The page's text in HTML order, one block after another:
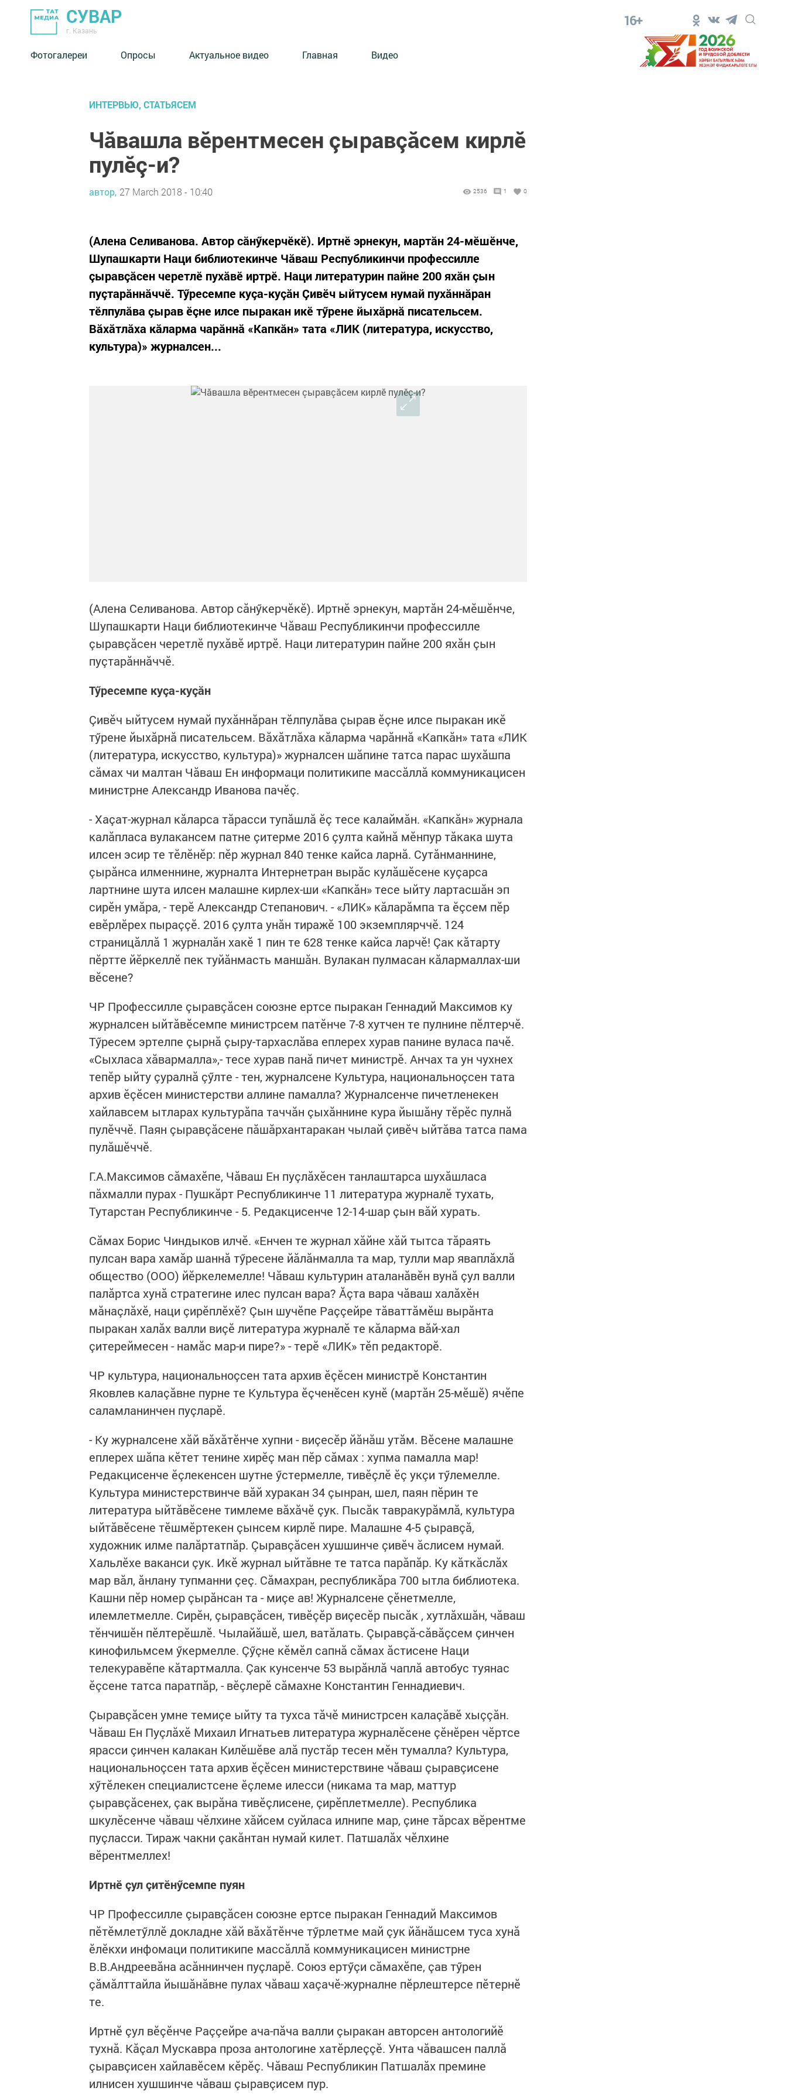
СУВАР
г. Казань
16+
Фотогалереи Опросы Актуальное видео Главная Видео
ИНТЕРВЬЮ, СТАТЬЯСЕМ
Чăвашла вӗрентмесен çыравçăсем кирлӗ
пулӗç-и?
автор, 27 March 2018 - 10:40 2536 1 0
(Алена Селиванова. Автор сăнӳкерчӗкӗ). Иртнӗ эрнекун, мартăн 24-мӗшӗнче,
Шупашкарти Наци библиотекинче Чăваш Республикинчи профессилле
çыравçăсен черетлӗ пухăвӗ иртрӗ. Наци литературин пайне 200 яхăн çын
пуçтарăннăччӗ. Тӳресемпе куçа-куçăн Çивӗч ыйтусем нумай пухăннăран
тӗлпулăва çырав ӗçне илсе пыракан икӗ тӳрене йыхăрнă писательсем.
Вăхăтлăха кăларма чарăннă «Капкăн» тата «ЛИК (литература, искусство,
культура)» журналсен...
(Алена Селиванова. Автор сăнӳкерчӗкӗ). Иртнӗ эрнекун, мартăн 24-мӗшӗнче,
Шупашкарти Наци библиотекинче Чăваш Республикинчи профессилле
çыравçăсен черетлӗ пухăвӗ иртрӗ. Наци литературин пайне 200 яхăн çын
пуçтарăннăччӗ.
Тӳресемпе куçа-куçăн
Çивӗч ыйтусем нумай пухăннăран тӗлпулăва çырав ӗçне илсе пыракан икӗ
тӳрене йыхăрнă писательсем. Вăхăтлăха кăларма чарăннă «Капкăн» тата «ЛИК
(литература, искусство, культура)» журналсен шăпине татса парас шухăшпа
сăмах чи малтан Чăваш Ен информаци политикипе массăллă коммуникацисен
министрне Александр Иванова пачӗç.
- Хаçат-журнал кăларса тăрасси тупăшлă ӗç тесе калаймăн. «Капкăн» журнала
калăпласа вулакансем патне çитерме 2016 çулта кайнă мӗнпур тăкака шута
илсен эсир те тӗлӗнӗр: пӗр журнал 840 тенке кайса ларнă. Сутăнманнине,
çырăнса илменнине, журналта Интернетран вырăс кулăшӗсене куçарса
лартнине шута илсен малашне кирлех-ши «Капкăн» тесе ыйту лартасшăн эп
сирӗн умăра, - терӗ Александр Степанович. - «ЛИК» кăларăмпа та ӗçсем пӗр
евӗрлӗрех пыраççӗ. 2016 çулта унăн тиражӗ 100 экземплярччӗ. 124
страницăллă 1 журналăн хакӗ 1 пин те 628 тенке кайса ларчӗ! Çак кăтарту
пӗртте йӗркеллӗ пек туйăнмасть маншăн. Вулакан пулмасан кăлармаллах-ши
вӗсене?
ЧР Профессилле çыравçăсен союзне ертсе пыракан Геннадий Максимов ку
журналсен ыйтăвӗсемпе министрсем патӗнче 7-8 хутчен те пулнине пӗлтерчӗ.
Тӳресем эртелпе çырнă çыру-тархаслăва еплерех хурав панине вуласа пачӗ.
«Сыхласа хăвармалла»,- тесе хурав панă пичет министрӗ. Анчах та ун чухнех
тепӗр ыйту çуралнă çӳлте - тен, журналсене Культура, национальноçсен тата
архив ӗçӗсен министерстви аллине памалла? Журналсенче пичетленекен
хайлавсем ытларах культурăпа таччăн çыхăннине кура йышăну тӗрӗс пулнă
пулӗччӗ. Паян çыравçăсене пăшăрхантаракан чылай çивӗч ыйтăва татса пама
пулăшӗччӗ.
Г.А.Максимов сăмахӗпе, Чăваш Ен пуçлăхӗсен танлаштарса шухăшласа
пăхмалли пурах - Пушкăрт Республикинче 11 литература журналӗ тухать,
Тутарстан Республикинче - 5. Редакцисенче 12-14-шар çын вăй хурать.
Сăмах Борис Чиндыков илчӗ. «Енчен те журнал хăйне хăй тытса тăраять
пулсан вара хамăр шаннă тӳресене йăлăнмалла та мар, тулли мар яваплăхлă
общество (ООО) йӗркелемелле! Чăваш культурин аталанăвӗн вунă çул валли
палăртса хунă стратегине илес пулсан вара? Ăçта вара чăваш халăхӗн
мăнаçлăхӗ, наци çирӗплӗхӗ? Çын шучӗпе Раççейре тăваттăмӗш вырăнта
пыракан халăх валли виçӗ литература журналӗ те кăларма вăй-хал
çитереймесен - намăс мар-и пире?» - терӗ «ЛИК» тӗп редакторӗ.
ЧР культура, национальноçсен тата архив ӗçӗсен министрӗ Константин
Яковлев калаçăвне пурне те Культура ӗçченӗсен кунӗ (мартăн 25-мӗшӗ) ячӗпе
саламланинчен пуçларӗ.
- Ку журналсене хăй вăхăтӗнче хупни - виçесӗр йăнăш утăм. Вӗсене малашне
еплерех шăпа кӗтет тенине хирӗç ман пӗр сăмах : хупма памалла мар!
Редакцисенче ӗçлекенсен шутне ӳстермелле, тивӗçлӗ ӗç укçи тӳлемелле.
Культура министерствинче вăй хуракан 34 çынран, шел, паян пӗрин те
литература ыйтăвӗсене тимлеме вăхăчӗ çук. Пысăк тавракурăмлă, культура
ыйтăвӗсене тӗшмӗртекен çынсем кирлӗ пире. Малашне 4-5 çыравçă,
художник илме палăртатпăр. Çыравçăсен хушшинче çивӗч ăслисем нумай.
Хальлӗхе ваканси çук. Икӗ журнал ыйтăвне те татса парăпăр. Ку кăткăслăх
мар вăл, ăнлану тупманни çеç. Сăмахран, республикăра 700 ытла библиотека.
Кашни пӗр номер çырăнсан та - миçе ав! Журналсене çӗнетмелле,
илемлетмелле. Сирӗн, çыравçăсен, тивӗçӗр виçесӗр пысăк , хутлăхшăн, чăваш
тӗнчишӗн пӗлтерӗшлӗ. Чылайăшӗ, шел, ватăлать. Çыравçă-сăвăçсем çинчен
кинофильмсем ӳкермелле. Çӳçне кӗмӗл сапнă сăмах ăстисене Наци
телекуравӗпе кăтартмалла. Çак кунсенче 53 вырăнлă чаплă автобус туянас
ӗçсене татса паратпăр, - вӗçлерӗ сăмахне Константин Геннадиевич.
Çыравçăсен умне темиçе ыйту та тухса тăчӗ министрсен калаçăвӗ хыççăн.
Чăваш Ен Пуçлăхӗ Михаил Игнатьев литература журналӗсене çӗнӗрен чӗртсе
ярасси çинчен калакан Килӗшӗве алă пустăр тесен мӗн тумалла? Культура,
национальноçсен тата архив ӗçӗсен министерствине чăваш çыравçисене
хӳтӗлекен специалистсене ӗçлеме илесси (никама та мар, маттур
çыравçăсенех, çак вырăна тивӗçлисене, çирӗплетмелле). Республика
шкулӗсенче чăваш чӗлхине хăйсем суйласа илнипе мар, çине тăрсах вӗрентме
пуçласси. Тираж чакни çакăнтан нумай килет. Патшалăх чӗлхине
вӗрентмеллех!
Иртнӗ çул çитӗнӳсемпе пуян
ЧР Профессилле çыравçăсен союзне ертсе пыракан Геннадий Максимов
пӗтӗмлетӳллӗ докладне хăй вăхăтӗнче тӳрлетме май çук йăнăшсем туса хунă
ӗлӗкхи инфомаци политикипе массăллă коммуникацисен министрне
В.В.Андреевăна асăннинчен пуçларӗ. Союз ертӳçи сăмахӗпе, çав тӳрен
çăмăлттайла йышăнăвне пулах чăваш хаçачӗ-журналне пӗрлештерсе пӗтернӗ
те.
Иртнӗ çул вӗçӗнче Раççейре ача-пăча валли çыракан авторсен антологийӗ
тухнă. Кăçал Мускавра проза антологине хатӗрлеççӗ. Унта чăвашсен паллă
çыравçисен хайлавӗсем кӗрӗç. Чăваш Республикин Патшалăх премине
илнисен хушшинче чăваш çыравçисем пур.